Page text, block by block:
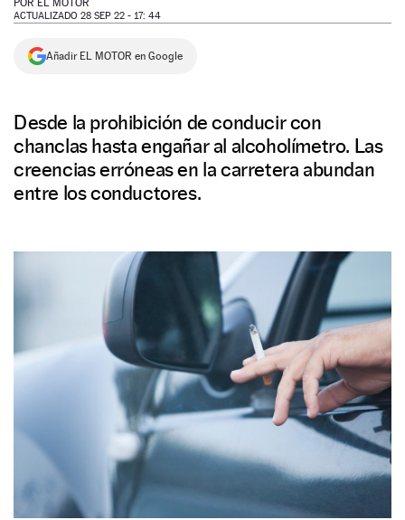
NEWSLETTER
POR EL MOTOR
ACTUALIZADO 28 SEP 22 - 17: 44
Añadir EL MOTOR en Google
Desde la prohibición de conducir con
chanclas hasta engañar al alcoholímetro. Las
creencias erróneas en la carretera abundan
entre los conductores.